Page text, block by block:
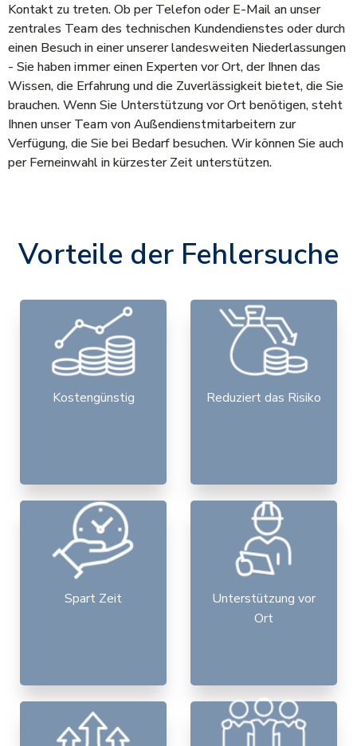
Kontakt zu treten. Ob per Telefon oder E-Mail an unser
zentrales Team des technischen Kundendienstes oder durch
einen Besuch in einer unserer landesweiten Niederlassungen
- Sie haben immer einen Experten vor Ort, der Ihnen das
Wissen, die Erfahrung und die Zuverlässigkeit bietet, die Sie
brauchen. Wenn Sie Unterstützung vor Ort benötigen, steht
Ihnen unser Team von Außendienstmitarbeitern zur
Verfügung, die Sie bei Bedarf besuchen. Wir können Sie auch
per Ferneinwahl in kürzester Zeit unterstützen.
Vorteile der Fehlersuche
Kostengünstig Reduziert das Risiko
Spart Zeit
Unterstützung vor
Ort